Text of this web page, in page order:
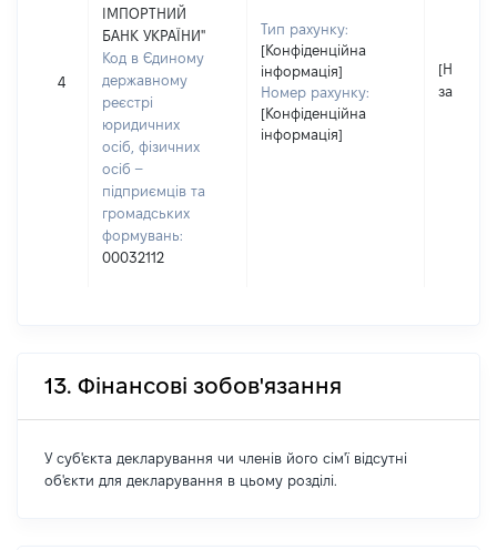
4
ІМПОРТНИЙ
БАНК УКРАЇНИ"
Код в Єдиному
державному
реєстрі
юридичних
осіб, фізичних
осіб –
підприємців та
громадських
формувань:
00032112
Тип рахунку:
[Конфіденційна
інформація]
Номер рахунку:
[Конфіденційна
інформація]
[Не
13. Фінансові зобов'язання
У суб'єкта декларування чи членів його сім'ї відсутні
об'єкти для декларування в цьому розділі.